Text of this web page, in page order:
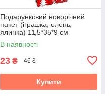
Подарунковий новорічний
пакет (іграшка, олень,
ялинка) 11,5*35*9 см
В наявності
23 ₴ 46 ₴
Купити